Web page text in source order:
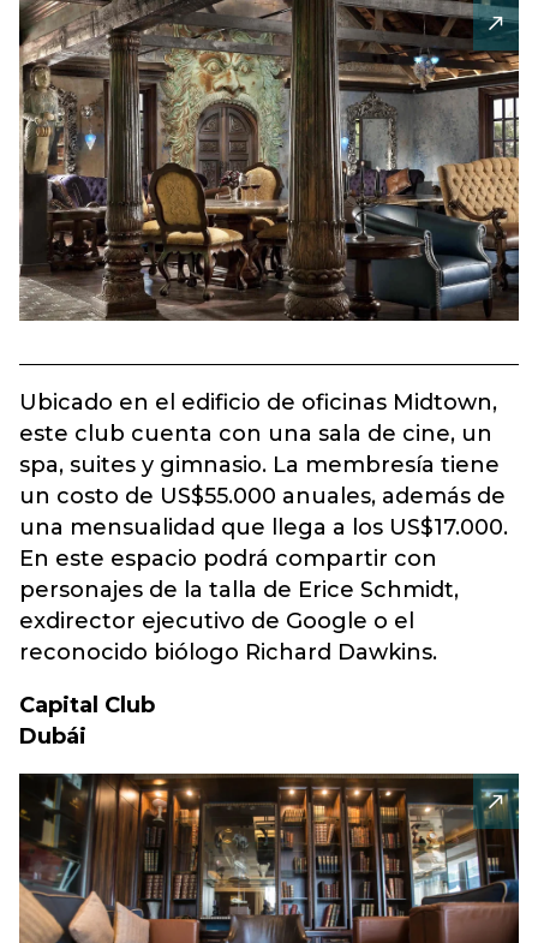
Ubicado en el edificio de oficinas Midtown,
este club cuenta con una sala de cine, un
spa, suites y gimnasio. La membresía tiene
un costo de US$55.000 anuales, además de
una mensualidad que llega a los US$17.000.
En este espacio podrá compartir con
personajes de la talla de Erice Schmidt,
exdirector ejecutivo de Google o el
reconocido biólogo Richard Dawkins.
Capital Club
Dubái